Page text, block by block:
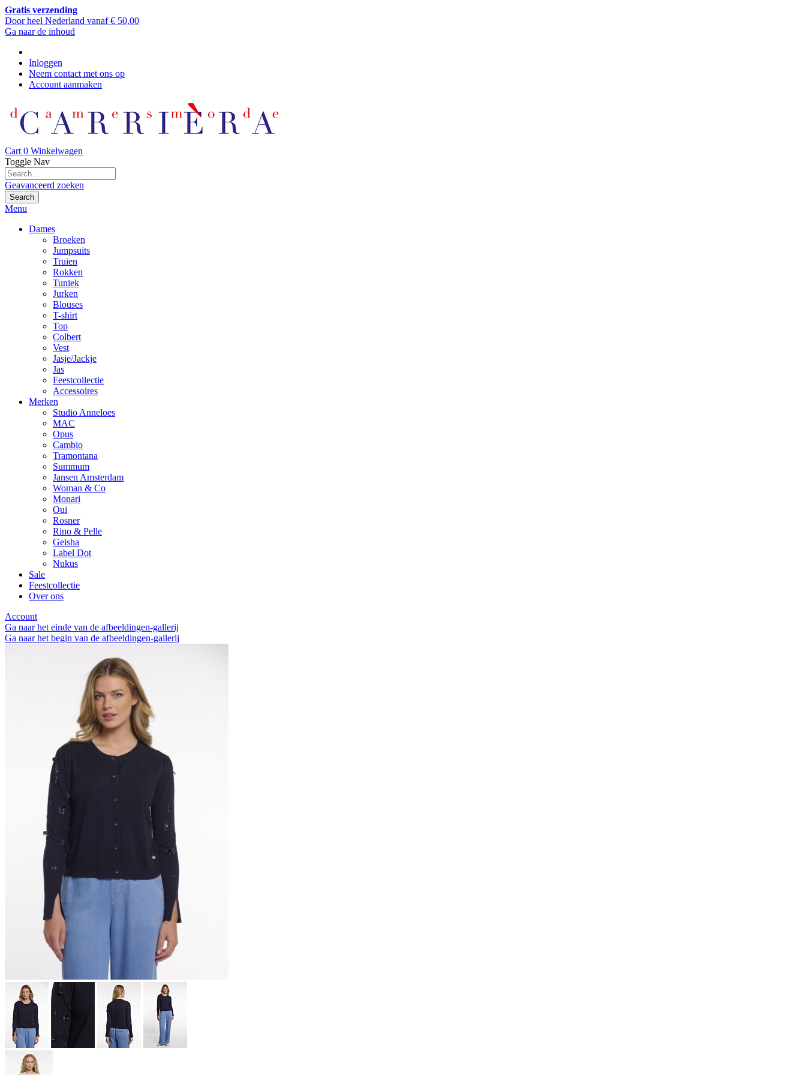
Gratis verzending
Door heel Nederland vanaf € 50,00
Ga naar de inhoud
Inloggen
Neem contact met ons op
Account aanmaken
Cart 0 Winkelwagen
Toggle Nav
Geavanceerd zoeken
Search
Menu
Dames
Broeken
Jumpsuits
Truien
Rokken
Tuniek
Jurken
Blouses
T-shirt
Top
Colbert
Vest
Jasje/Jackje
Jas
Feestcollectie
Accessoires
Merken
Studio Anneloes
MAC
Opus
Cambio
Tramontana
Summum
Jansen Amsterdam
Woman & Co
Monari
Oui
Rosner
Rino & Pelle
Geisha
Label Dot
Nukus
Sale
Feestcollectie
Over ons
Account
Ga naar het einde van de afbeeldingen-gallerij
Ga naar het begin van de afbeeldingen-gallerij